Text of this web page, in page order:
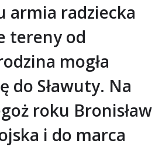
armia radziecka
tereny od
mogła
do Sławuty. Na
roku Bronisław
i do marca